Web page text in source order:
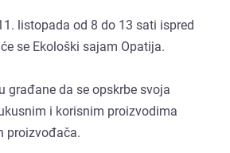
listopada od 8 do 13 sati ispred
se Ekološki sajam Opatija.
građane da se opskrbe svoja
i korisnim proizvodima
proizvođača.